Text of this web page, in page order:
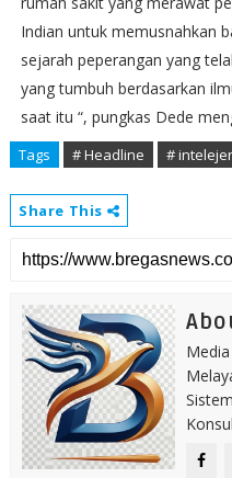
Indian untuk memusnahkan
sejarah peperangan yang
yang tumbuh berdasarkan
saat itu “, pungkas Dede
Tags # Headline #
Share This